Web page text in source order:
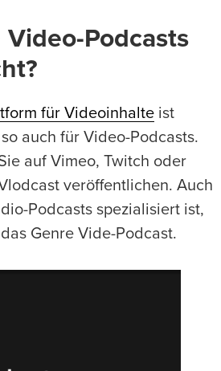
Podcasts
für Videoinhalte ist
auch für Video-Podcasts.
auf Vimeo, Twitch oder
veröffentlichen. Auch
Podcasts spezialisiert ist,
Genre Vide-Podcast.